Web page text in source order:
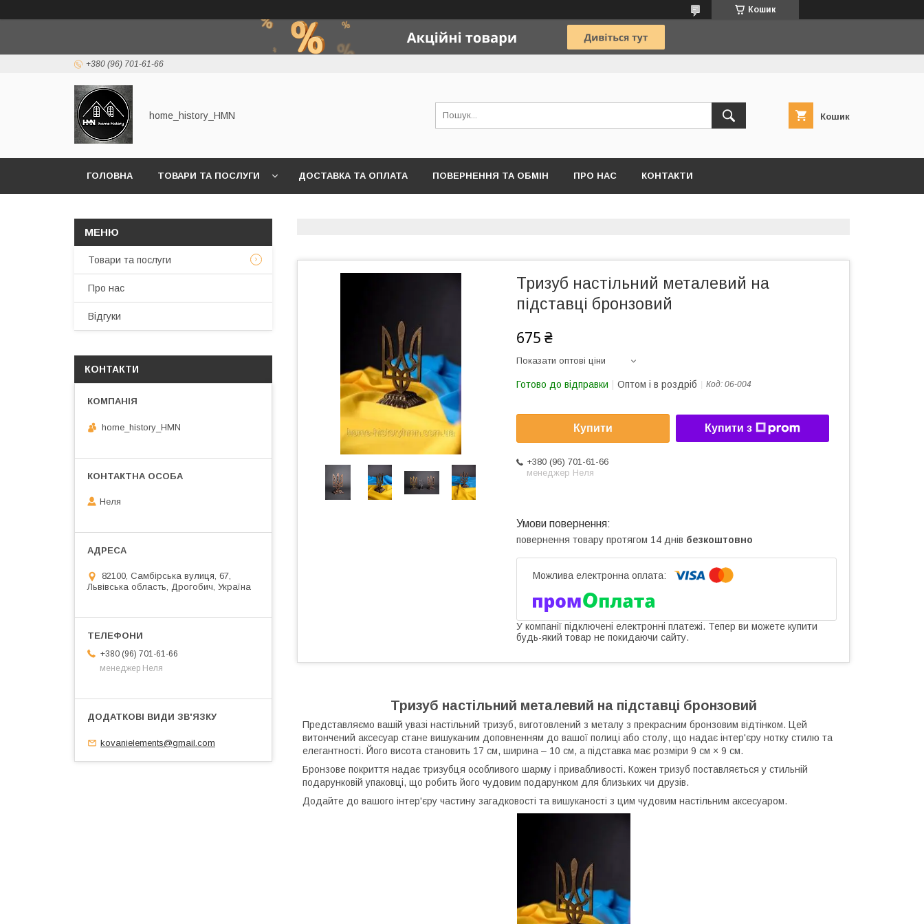
Кошик
+380 (96) 701-61-66
home_history_HMN Кошик
ГОЛОВНА ТОВАРИ ТА ПОСЛУГИ ДОСТАВКА ТА ОПЛАТА ПОВЕРНЕННЯ ТА ОБМІН ПРО НАС КОНТАКТИ
Тризуб настільний металевий на
підставці бронзовий
675 ₴
Показати оптові ціни
Готово до відправки Оптом і в роздріб Код: 06-004
Купити Купити з
+380 (96) 701-61-66
менеджер Неля
повернення товару протягом 14 днів безкоштовно
У компанії підключені електронні платежі. Тепер ви можете купити
будь-який товар не покидаючи сайту.
Тризуб настільний металевий на підставці бронзовий
Представляємо вашій увазі настільний тризуб, виготовлений з металу з прекрасним бронзовим відтінком. Цей
витончений аксесуар стане вишуканим доповненням до вашої полиці або столу, що надає інтер'єру нотку стилю та
елегантності. Його висота становить 17 см, ширина – 10 см, а підставка має розміри 9 см × 9 см.
Бронзове покриття надає тризубця особливого шарму і привабливості. Кожен тризуб поставляється у стильній
подарунковій упаковці, що робить його чудовим подарунком для близьких чи друзів.
Додайте до вашого інтер'єру частину загадковості та вишуканості з цим чудовим настільним аксесуаром.
Товари та послуги
Про нас
Відгуки
КОНТАКТИ
home_history_HMN
Неля
82100, Самбірська вулиця, 67,
Львівська область, Дрогобич, Україна
+380 (96) 701-61-66
менеджер Неля
kovanielements@gmail.com